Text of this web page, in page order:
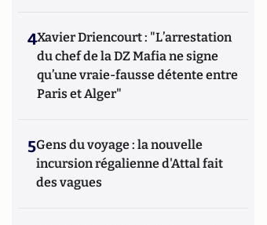
4Xavier Driencourt : "L’arrestation
du chef de la DZ Mafia ne signe
qu’une vraie-fausse détente entre
Paris et Alger"
5Gens du voyage : la nouvelle
incursion régalienne d'Attal fait
des vagues